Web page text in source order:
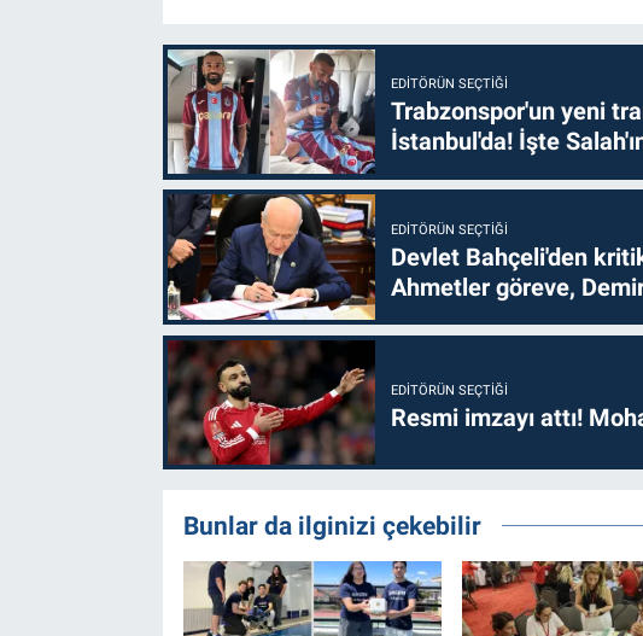
EDITÖRÜN SEÇTIĞI
Trabzonspor'un yeni
İstanbul'da! İşte
EDITÖRÜN SEÇTIĞI
Devlet Bahçeli'den
Ahmetler göreve,
EDITÖRÜN SEÇTIĞI
Resmi imzayı attı!
Bunlar da ilginizi çekebilir